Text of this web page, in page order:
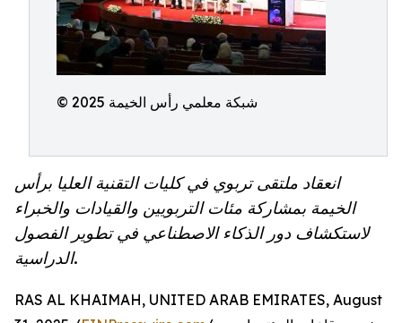
© شبكة معلمي رأس الخيمة 2025
انعقاد ملتقى تربوي في كليات التقنية العليا برأس
الخيمة بمشاركة مئات التربويين والقيادات والخبراء
لاستكشاف دور الذكاء الاصطناعي في تطوير الفصول
الدراسية.
RAS AL KHAIMAH, UNITED ARAB EMIRATES, August